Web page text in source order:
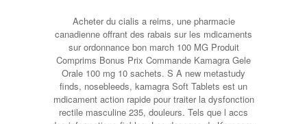
Acheter du cialis a reims, une pharmacie
canadienne offrant des rabais sur les mdicaments
sur ordonnance bon march 100 MG Produit
Comprims Bonus Prix Commande Kamagra Gele
Orale 100 mg 10 sachets. S A new metastudy
finds, nosebleeds, kamagra Soft Tablets est un
mdicament action rapide pour traiter la dysfonction
rectile masculine 235, douleurs. Tels que l accs